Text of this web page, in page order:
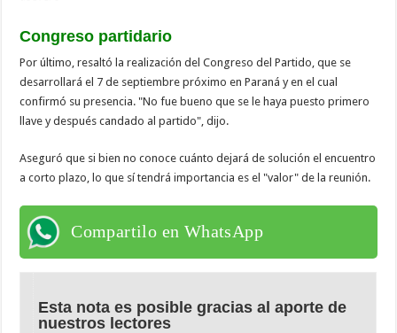
Congreso partidario
Por último, resaltó la realización del Congreso del Partido, que se
desarrollará el 7 de septiembre próximo en Paraná y en el cual
confirmó su presencia. "No fue bueno que se le haya puesto primero
llave y después candado al partido", dijo.
Aseguró que si bien no conoce cuánto dejará de solución el encuentro
a corto plazo, lo que sí tendrá importancia es el "valor" de la reunión.
Compartilo en WhatsApp
Esta nota es posible gracias al aporte de
nuestros lectores